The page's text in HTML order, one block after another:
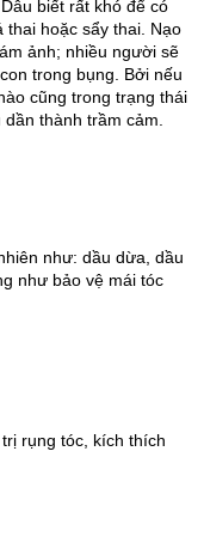
biết rất khó để có
thai hoặc sẩy thai. Nạo
ảnh; nhiều người sẽ
trong bụng. Bởi nếu
cũng trong trạng thái
thành trầm cảm.
như: dầu dừa, dầu
như bảo vệ mái tóc
rụng tóc, kích thích